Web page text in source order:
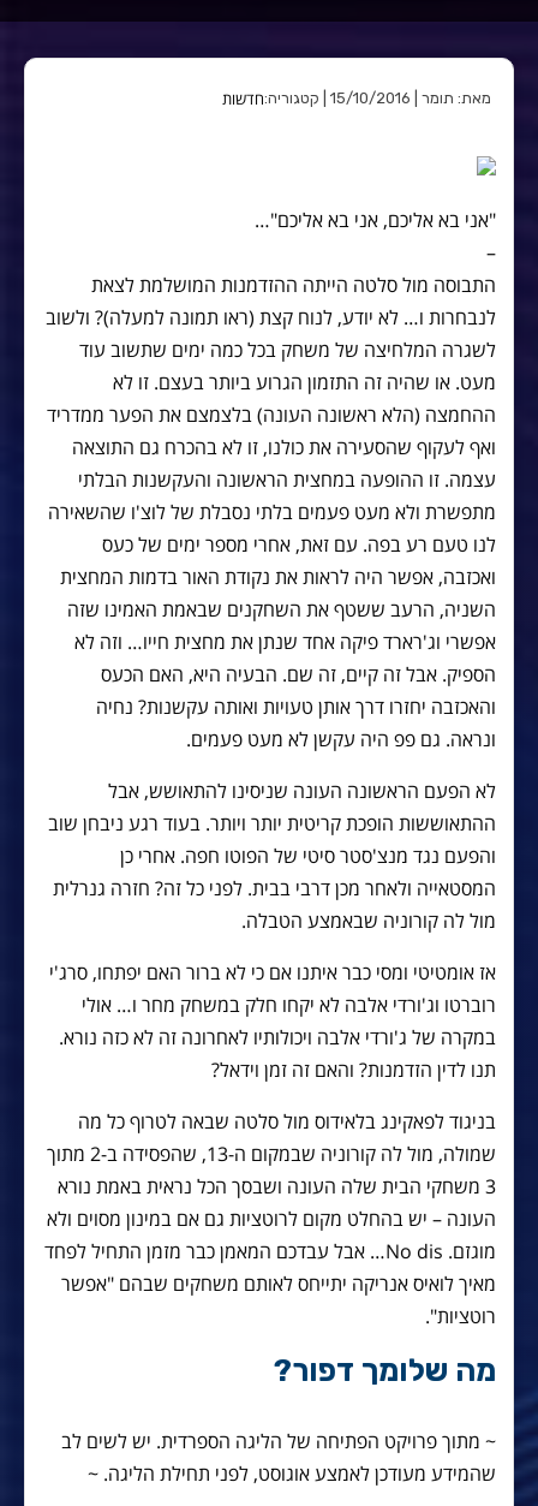
מאת: תומר | 15/10/2016 | קטגוריה: חדשות
"אני בא אליכם, אני בא אליכם"…
–
התבוסה מול סלטה הייתה ההזדמנות המושלמת לצאת
לנבחרות ו… לא יודע, לנוח קצת (ראו תמונה למעלה)? ולשוב
לשגרה המלחיצה של משחק בכל כמה ימים שתשוב עוד
מעט. או שהיה זה התזמון הגרוע ביותר בעצם. זו לא
ההחמצה (הלא ראשונה העונה) בלצמצם את הפער ממדריד
ואף לעקוף שהסעירה את כולנו, זו לא בהכרח גם התוצאה
עצמה. זו ההופעה במחצית הראשונה והעקשנות הבלתי
מתפשרת ולא מעט פעמים בלתי נסבלת של לוצ'ו שהשאירה
לנו טעם רע בפה. עם זאת, אחרי מספר ימים של כעס
ואכזבה, אפשר היה לראות את נקודת האור בדמות המחצית
השניה, הרעב ששטף את השחקנים שבאמת האמינו שזה
אפשרי וג'רארד פיקה אחד שנתן את מחצית חייו… וזה לא
הספיק. אבל זה קיים, זה שם. הבעיה היא, האם הכעס
והאכזבה יחזרו דרך אותן טעויות ואותה עקשנות? נחיה
ונראה. גם פפ היה עקשן לא מעט פעמים.
לא הפעם הראשונה העונה שניסינו להתאושש, אבל
ההתאוששות הופכת קריטית יותר ויותר. בעוד רגע ניבחן שוב
והפעם נגד מנצ'סטר סיטי של הפוטו חפה. אחרי כן
המסטאייה ולאחר מכן דרבי בבית. לפני כל זה? חזרה גנרלית
מול לה קורוניה שבאמצע הטבלה.
אז אומטיטי ומסי כבר איתנו אם כי לא ברור האם יפתחו, סרג'י
רוברטו וג'ורדי אלבה לא יקחו חלק במשחק מחר ו… אולי
במקרה של ג'ורדי אלבה ויכולותיו לאחרונה זה לא כזה נורא.
תנו לדין הזדמנות? והאם זה זמן וידאל?
בניגוד לפאקינג בלאידוס מול סלטה שבאה לטרוף כל מה
שמולה, מול לה קורוניה שבמקום ה-13, שהפסידה ב-2 מתוך
3 משחקי הבית שלה העונה ושבסך הכל נראית באמת נורא
העונה – יש בהחלט מקום לרוטציות גם אם במינון מסוים ולא
מוגזם. No dis… אבל עבדכם המאמן כבר מזמן התחיל לפחד
מאיך לואיס אנריקה יתייחס לאותם משחקים שבהם "אפשר
רוטציות".
מה שלומך דפור?
~ מתוך פרויקט הפתיחה של הליגה הספרדית. יש לשים לב
שהמידע מעודכן לאמצע אוגוסט, לפני תחילת הליגה. ~